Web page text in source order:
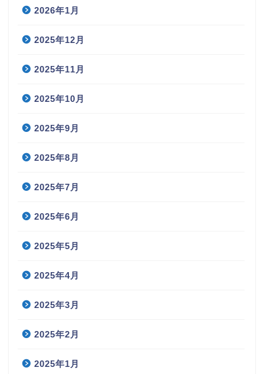
2026年1月
2025年12月
2025年11月
2025年10月
2025年9月
2025年8月
2025年7月
2025年6月
2025年5月
2025年4月
2025年3月
2025年2月
2025年1月